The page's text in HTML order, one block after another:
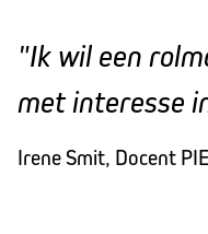
"Ik wil een
met interesse
Irene Smit, Docent